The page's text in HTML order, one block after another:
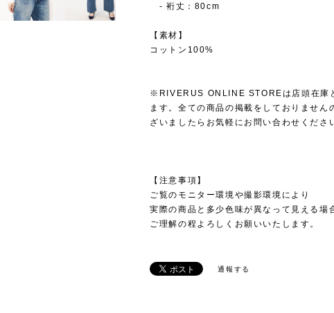
- 裄丈：80cm
【素材】
コットン100%
※RIVERUS ONLINE STOREは店頭在庫
ます。全ての商品の掲載をしておりません
ざいましたらお気軽にお問い合わせくださ
【注意事項】
ご覧のモニター環境や撮影環境により
実際の商品と多少色味が異なって見える場
ご理解の程よろしくお願いいたします。
通報する